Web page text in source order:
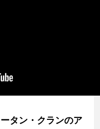
タン・クランのア